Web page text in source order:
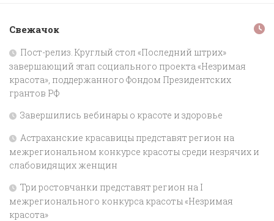
Свежачок
Пост-релиз. Круглый стол «Последний штрих»
завершающий этап социального проекта «Незримая
красота», поддержанного Фондом Президентских
грантов РФ
Завершились вебинары о красоте и здоровье
Астраханские красавицы представят регион на
межрегиональном конкурсе красоты среди незрячих и
слабовидящих женщин
Три ростовчанки представят регион на I
межрегионального конкурса красоты «Незримая
красота»